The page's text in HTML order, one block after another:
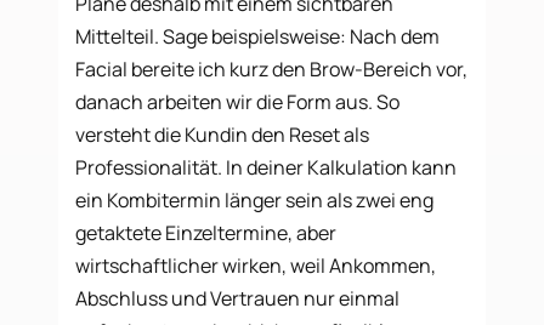
Mittelteil. Sage beispielsweise: Nach dem
Facial bereite ich kurz den Brow-Bereich vor,
danach arbeiten wir die Form aus. So
versteht die Kundin den Reset als
Professionalität. In deiner Kalkulation kann
ein Kombitermin länger sein als zwei eng
getaktete Einzeltermine, aber
wirtschaftlicher wirken, weil Ankommen,
Abschluss und Vertrauen nur einmal